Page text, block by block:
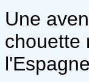
Une
chouette